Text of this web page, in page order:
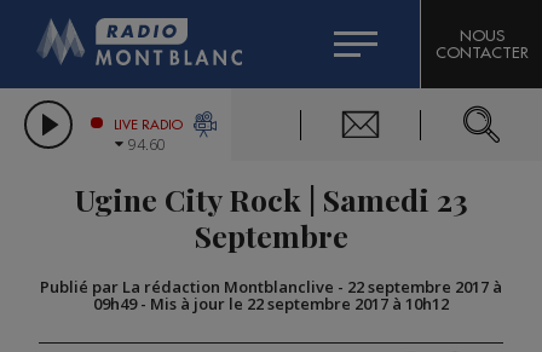
LES CHRONIQUES DE L'EXPERT
CITIZEN MACHINERY
GRAND MASSIF DOMAINES SKIABLES
BIGARD
COMPAGNIE DU MONT-BLANC
NOUS
CONTACTER
LIVE RADIO
94.60
Ugine City Rock | Samedi 23
Septembre
Publié par La rédaction Montblanclive - 22 septembre 2017 à
09h49- Mis à jour le 22 septembre 2017 à 10h12